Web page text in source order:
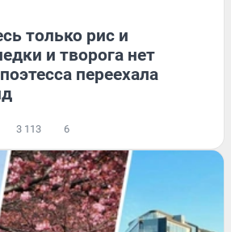
только рис и
и творога нет
переехала
3 113 6